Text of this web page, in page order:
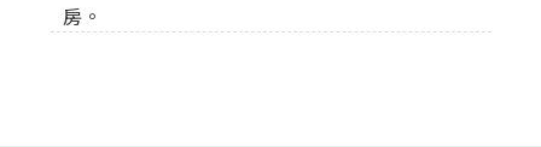
房。